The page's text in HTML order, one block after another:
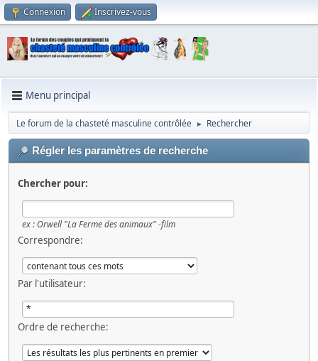
Connexion Inscrivez-vous
Menu principal
Le forum de la chasteté masculine contrôlée ► Rechercher
Régler les paramètres de recherche
Chercher pour:
ex : Orwell "La Ferme des animaux" -film
Correspondre:
Par l'utilisateur:
Ordre de recherche: